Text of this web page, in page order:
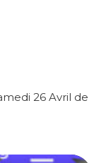
26 Avril de